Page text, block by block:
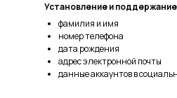
фамилия и имя
номер телефона
дата рождения
адрес электронной почты
данные аккаунтов в
Установление и поддержание